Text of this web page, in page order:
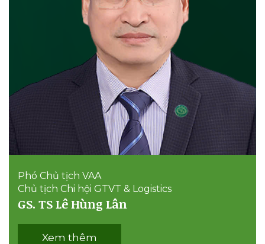
Phó Chủ tịch VAA
Chủ tịch Chi hội GTVT & Logistics
GS. TS Lê Hùng Lân
Xem thêm